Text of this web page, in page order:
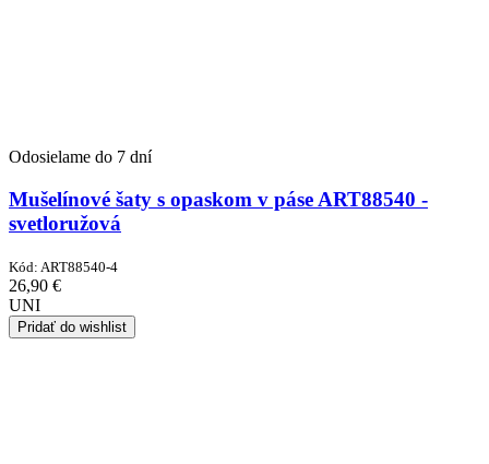
Odosielame do 7 dní
Mušelínové šaty s opaskom v páse ART88540 -
svetloružová
Kód: ART88540-4
26,90 €
UNI
Pridať do wishlist